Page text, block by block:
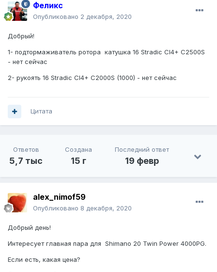
Феликс
Опубликовано 2 декабря, 2020
Добрый!
1- подтормаживатель ротора катушка 16 Stradic CI4+ C2500S
- нет сейчас
2- рукоять 16 Stradic CI4+ C2000S (1000) - нет сейчас
Цитата
Ответов
5,7 тыс
Создана
15 г
Последний ответ
19 февр
alex_nimof59
Опубликовано 8 декабря, 2020
Добрый день!
Интересует главная пара для Shimano 20 Twin Power 4000PG.
Если есть, какая цена?